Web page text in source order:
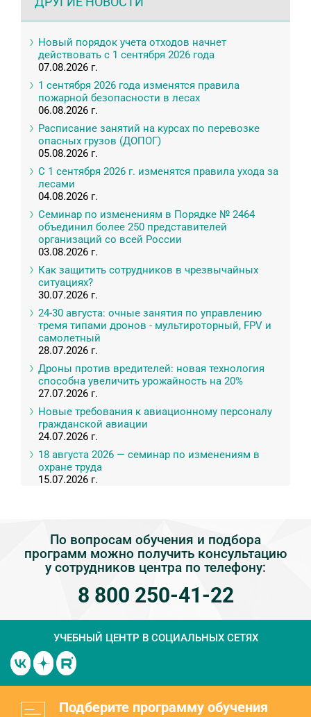
Новый порядок учета отходов начнет
действовать с 1 сентября 2026 года
07.08.2026 г.
1 сентября 2026 года изменятся правила
пожарной безопасности в лесах
06.08.2026 г.
Расписание занятий на курсах по перевозке
опасных грузов (ДОПОГ)
05.08.2026 г.
С 1 сентября 2026 г. изменятся правила ухода за
лесами
04.08.2026 г.
Семинар по изменениям в Порядке № 2464
объединил более 250 представителей
организаций со всей России
03.08.2026 г.
Как защитить сотрудников в чрезвычайных
ситуациях?
30.07.2026 г.
24-30 августа: очные занятия по управлению
тремя типами дронов - мультироторный, FPV и
самолетный
28.07.2026 г.
Дроны против вредителей: новая технология
способна увеличить урожайность на 20%
27.07.2026 г.
Новые требования к авиационному персоналу
гражданской авиации
24.07.2026 г.
18 августа 2026 — семинар по изменениям в
охране труда
15.07.2026 г.
По вопросам обучения и подбора
программ можно получить консультацию
у сотрудников центра по телефону:
8 800 250-41-22
УЧЕБНЫЙ ЦЕНТР В СОЦИАЛЬНЫХ СЕТЯХ
Подберите программу обучения